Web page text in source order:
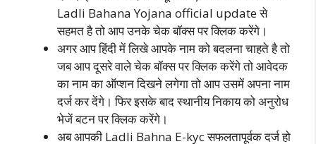
Ladli Bahana Yojana official update से
सहमत है तो आप उनके चेक बॉक्‍स पर क्लिक करेंगे।
अगर आप हिंदी में लिखे आपके नाम को बदलना चाहते है तो
जब आप दूसरे वाले चेक बॉक्‍स पर क्लिक करेंगे तो आवेदक
का नाम का ऑप्‍शन दिखने लगेगा तो आप उसमें अपना नाम
दर्ज कर देंगे। फिर इसके बाद स्‍थानीय निकाय को अनुरोध
भेजें बटन पर क्लिक करेंगे।
अब आपकी Ladli Bahna E-kyc सफलतापूर्वक दर्ज हो